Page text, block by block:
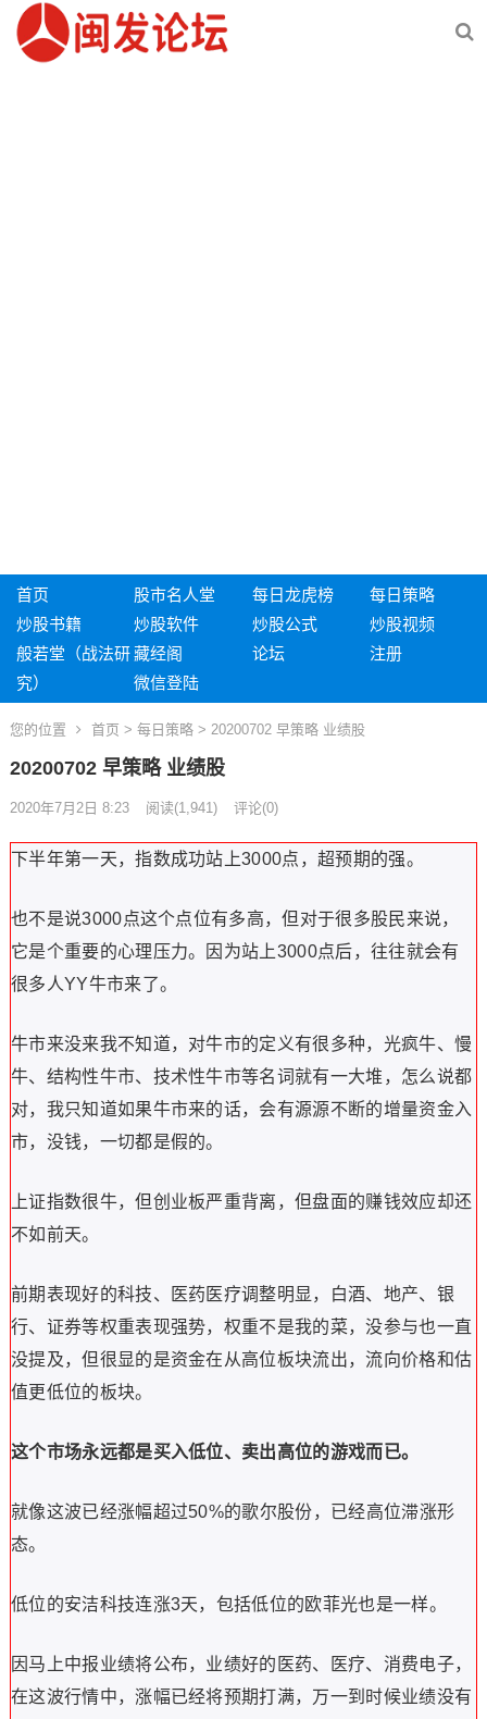
首页 股市名人堂 每日龙虎榜
每日策略
炒股书籍
炒股软件 炒股公式
炒股视频
般若堂（战法研
究）
藏经阁 论坛
注册
微信登陆
您的位置 首页 > 每日策略 > 20200702 早策略 业绩股
20200702 早策略 业绩股
2020年7月2日 8:23 阅读(1,941) 评论(0)
下半年第一天，指数成功站上3000点，超预期的强。
也不是说3000点这个点位有多高，但对于很多股民来说，
它是个重要的心理压力。因为站上3000点后，往往就会有
很多人YY牛市来了。
牛市来没来我不知道，对牛市的定义有很多种，光疯牛、慢
牛、结构性牛市、技术性牛市等名词就有一大堆，怎么说都
对，我只知道如果牛市来的话，会有源源不断的增量资金入
市，没钱，一切都是假的。
上证指数很牛，但创业板严重背离，但盘面的赚钱效应却还
不如前天。
前期表现好的科技、医药医疗调整明显，白酒、地产、银
行、证券等权重表现强势，权重不是我的菜，没参与也一直
没提及，但很显的是资金在从高位板块流出，流向价格和估
值更低位的板块。
这个市场永远都是买入低位、卖出高位的游戏而已。
就像这波已经涨幅超过50%的歌尔股份，已经高位滞涨形
态。
低位的安洁科技连涨3天，包括低位的欧菲光也是一样。
因马上中报业绩将公布，业绩好的医药、医疗、消费电子，
在这波行情中，涨幅已经将预期打满，万一到时候业绩没有